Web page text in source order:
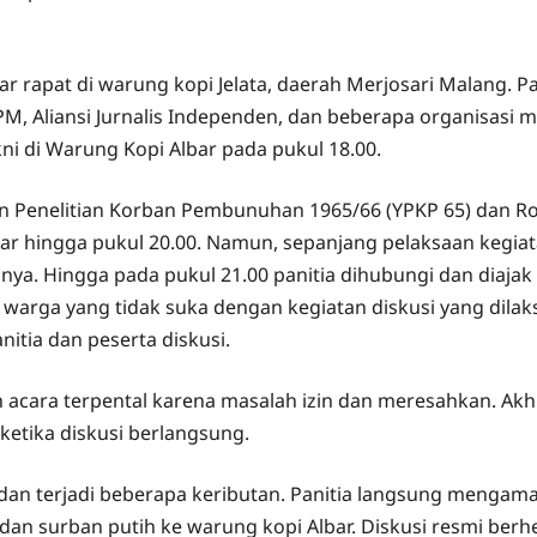
rapat di warung kopi Jelata, daerah Merjosari Malang.
Aliansi Jurnalis Independen, dan beberapa organisasi
di Warung Kopi Albar pada pukul 18.00.
Korban Pembunuhan 1965/66 (YPKP 65) dan
hingga pukul 20.00. Namun, sepanjang pelaksaan
Hingga pada pukul 21.00 panitia dihubungi dan
yang tidak suka dengan kegiatan diskusi yang
dan peserta diskusi.
terpental karena masalah izin dan meresahkan.
diskusi berlangsung.
terjadi beberapa keributan. Panitia langsung
surban putih ke warung kopi Albar. Diskusi resmi